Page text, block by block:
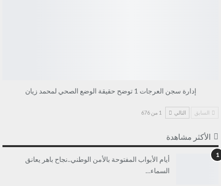
إدارة سجن العرجات 1 توضح حقيقة الوضع الصحي لمحمد زيان
السابق التالي 1 من 676
الأكثر مشاهدة
1
أيام الأبواب المفتوحة بالأمن الوطني..نجاح باهر يعانق
السماء…